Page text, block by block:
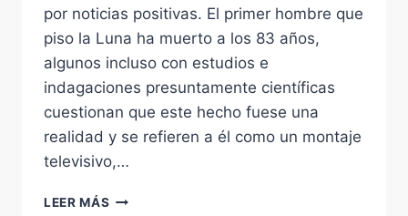
EN
CASA
MUSEO
DE
ZORRILLA:
por noticias positivas. El primer hombre que
piso la Luna ha muerto a los 83 años,
algunos incluso con estudios e
indagaciones presuntamente científicas
cuestionan que este hecho fuese una
realidad y se refieren a él como un montaje
televisivo,…
LEER MÁS NEIL